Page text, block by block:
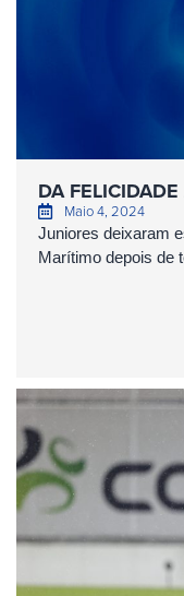
DA
Maio 4, 2024
Juniores deixaram
Marítimo depois de